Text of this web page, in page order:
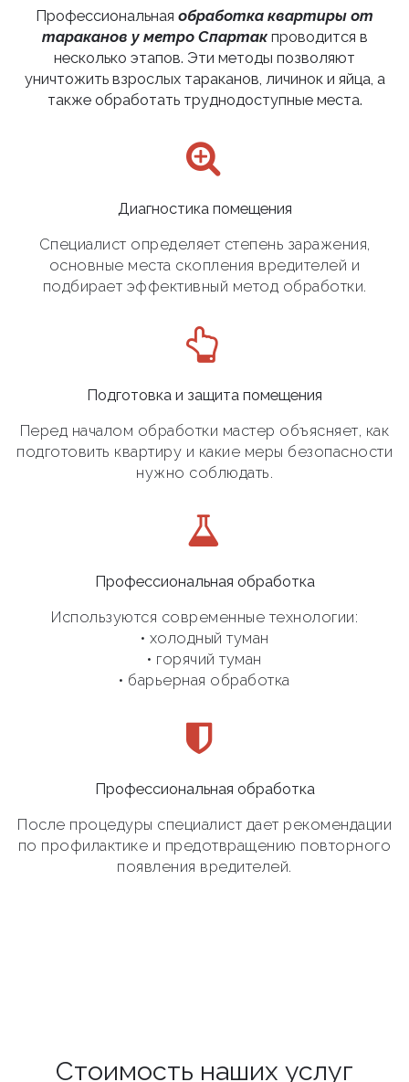
Профессиональная обработка квартиры от
тараканов у метро Спартакпроводится в
несколько этапов. Эти методы позволяют
уничтожить взрослых тараканов, личинок и яйца, а
также обработать труднодоступные места.
Диагностика помещения
Специалист определяет степень заражения,
основные места скопления вредителей и
подбирает эффективный метод обработки.
Подготовка и защита помещения
Перед началом обработки мастер объясняет, как
подготовить квартиру и какие меры безопасности
нужно соблюдать.
Профессиональная обработка
Используются современные технологии:
• холодный туман
• горячий туман
• барьерная обработка
Профессиональная обработка
После процедуры специалист дает рекомендации
по профилактике и предотвращению повторного
появления вредителей.
Стоимость наших услуг